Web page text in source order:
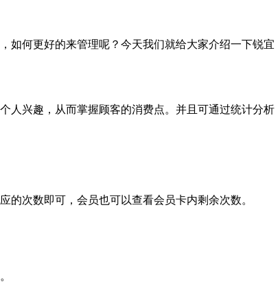
如何更好的来管理呢？今天我们就给大家介绍一下锐宜
人兴趣，从而掌握顾客的消费点。并且可通过统计分析
次数即可，会员也可以查看会员卡内剩余次数。